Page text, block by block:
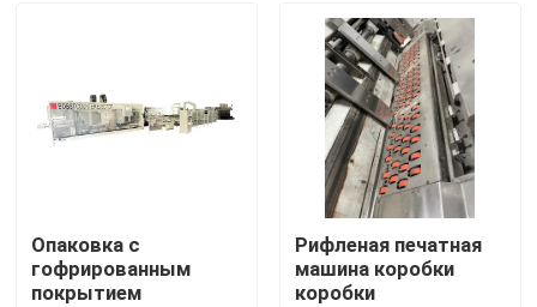
Дом
Опаковка с
гофрированным
покрытием
Рифленая печатная
машина коробки
коробки